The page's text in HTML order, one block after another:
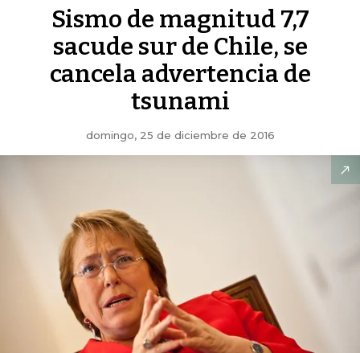
Sismo de magnitud 7,7
sacude sur de Chile, se
cancela advertencia de
tsunami
domingo, 25 de diciembre de 2016